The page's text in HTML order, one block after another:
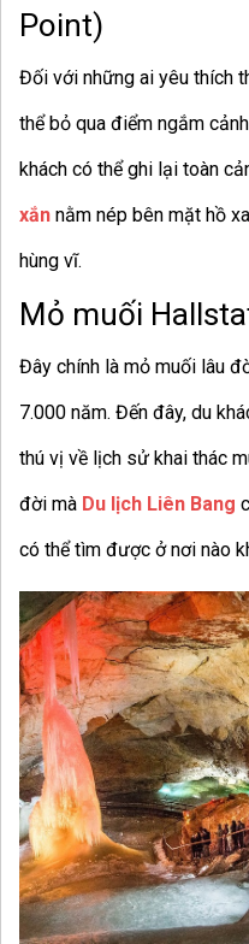
Point)
Đối với những ai yêu thích
thể bỏ qua điểm ngắm
khách có thể ghi lại toàn
xắn nằm nép bên mặt hồ
hùng vĩ.
Mỏ muối
Đây chính là mỏ muối lâu
7.000 năm. Đến đây, du
thú vị về lịch sử khai thác
đời mà Du lịch Liên Bang
có thể tìm được ở nơi nào